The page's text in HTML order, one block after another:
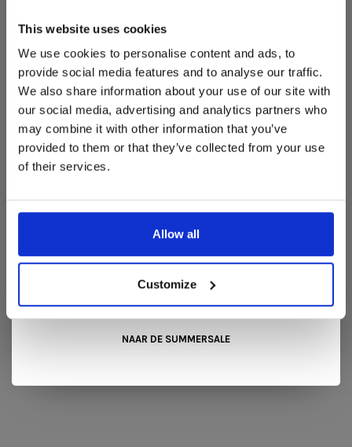
This website uses cookies
We use cookies to personalise content and ads, to
provide social media features and to analyse our traffic.
We also share information about your use of our site with
our social media, advertising and analytics partners who
may combine it with other information that you’ve
provided to them or that they’ve collected from your use
of their services.
Allow all
Customize
FLINK HOEKBANK
woonaccessoires aan te schaffen met aantrekkelijke kortingen.
In onze showroom vind je een uitgebreide selectie
designmeubelen van gerenommeerde Nederlandse en Europese
merken. Onder andere showroommodellen vanHarvink ,
Gelderland,Swedese,Sculptures JeuxenArtisanzijn nu extra
voordelig verkrijgbaar. Profiteer van unieke aanbiedingen zolang
de voorraad strekt!
Liever nieuw bestellen? Ook dan krijgt u een vriendelijke
designmeubel geheel naar wens samen te stellen, met de
mag verwachten.
Kom langs in onze showroom, doe inspiratie op en ontdek de
mooiste aanbiedingen tijdens de
Summer Sale van Snip
. De koffie of thee staat voor je klaar!
NAAR DE SUMMERSALE